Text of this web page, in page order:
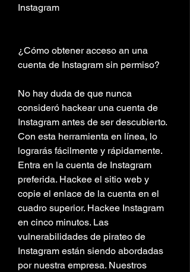
Instagram
¿Cómo obtener acceso an una
cuenta de Instagram sin permiso?
No hay duda de que nunca
consideró hackear una cuenta de
Instagram antes de ser descubierto.
Con esta herramienta en línea, lo
lograrás fácilmente y rápidamente.
Entra en la cuenta de Instagram
preferida. Hackee el sitio web y
copie el enlace de la cuenta en el
cuadro superior. Hackee Instagram
en cinco minutos. Las
vulnerabilidades de pirateo de
Instagram están siendo abordadas
por nuestra empresa. Nuestros